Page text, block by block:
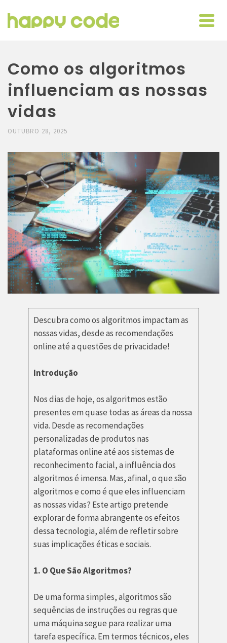
Como os algoritmos
influenciam as nossas
vidas
OUTUBRO 28, 2025
Descubra como os algoritmos impactam as
nossas vidas, desde as recomendações
online até a questões de privacidade!
Introdução
Nos dias de hoje, os algoritmos estão
presentes em quase todas as áreas da nossa
vida. Desde as recomendações
personalizadas de produtos nas
plataformas online até aos sistemas de
reconhecimento facial, a influência dos
algoritmos é imensa. Mas, afinal, o que são
algoritmos e como é que eles influenciam
as nossas vidas? Este artigo pretende
explorar de forma abrangente os efeitos
dessa tecnologia, além de refletir sobre
suas implicações éticas e sociais.
1. O Que São Algoritmos?
De uma forma simples, algoritmos são
sequências de instruções ou regras que
uma máquina segue para realizar uma
tarefa específica. Em termos técnicos, eles